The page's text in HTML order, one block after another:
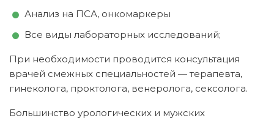
Анализ на ПСА, онкомаркеры
Все виды лабораторных исследований;
При необходимости проводится консультация
врачей смежных специальностей — терапевта,
гинеколога, проктолога, венеролога, сексолога.
Большинство урологических и мужских